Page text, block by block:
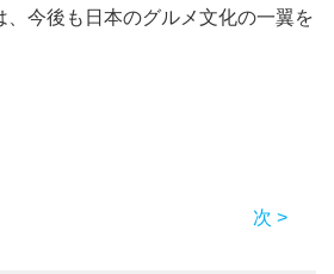
、今後も日本のグルメ文化の一翼を
次 >